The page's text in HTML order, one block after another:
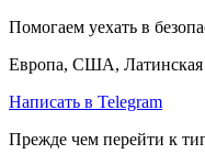
Помогаем уехать в
Европа, США, Латинская
Написать в Telegram
Прежде чем перейти к